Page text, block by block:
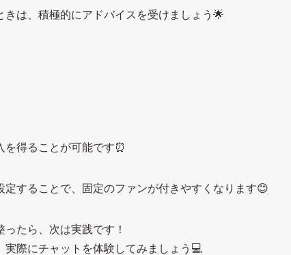
きは、積極的にアドバイスを受けましょう🌟
得ることが可能です⏰
定することで、固定のファンが付きやすくなります😊
たら、次は実践です！
実際にチャットを体験してみましょう💻